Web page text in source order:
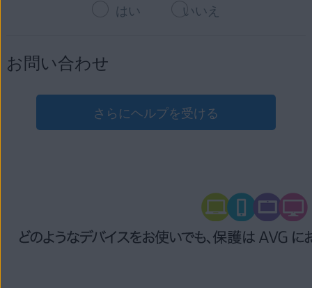
はい いいえ
お問い合わせ
さらにヘルプを受ける